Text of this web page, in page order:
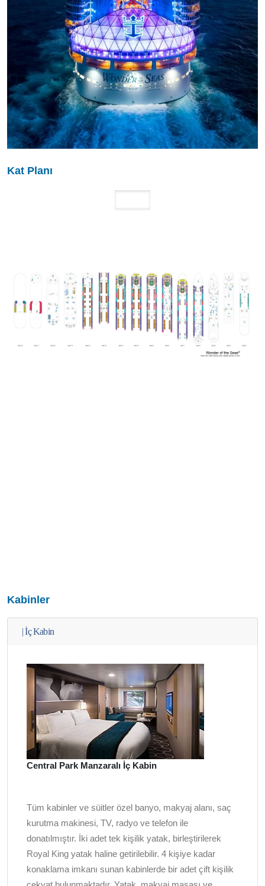
Kat Planı
Kabinler
|İç Kabin
Central Park Manzaralı İç Kabin
Tüm kabinler ve süitler özel banyo, makyaj alanı, saç
kurutma makinesi, TV, radyo ve telefon ile
donatılmıştır. İki adet tek kişilik yatak, birleştirilerek
Royal King yatak haline getirilebilir. 4 kişiye kadar
konaklama imkanı sunan kabinlerde bir adet çift kişilik